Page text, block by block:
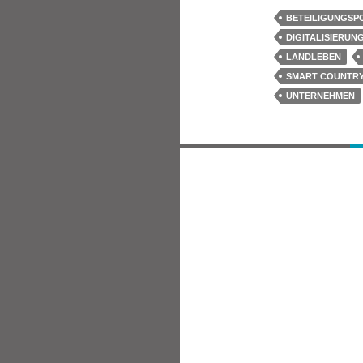
DIGITALISIERUNG
LANDLEBEN
SMART
UNTERNEHMEN